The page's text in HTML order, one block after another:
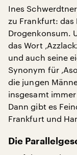
Ines
zu Frankfurt:
Drogenkonsum.
das Wort
und auch seine
Synonym für
die jungen
insgesamt
Dann gibt es
Frankfurt und
Die